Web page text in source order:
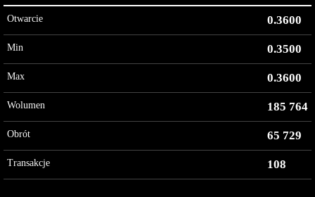
Otwarcie 0.3600
Min 0.3500
Max 0.3600
Wolumen 185 764
Obrót 65 729
Transakcje 108